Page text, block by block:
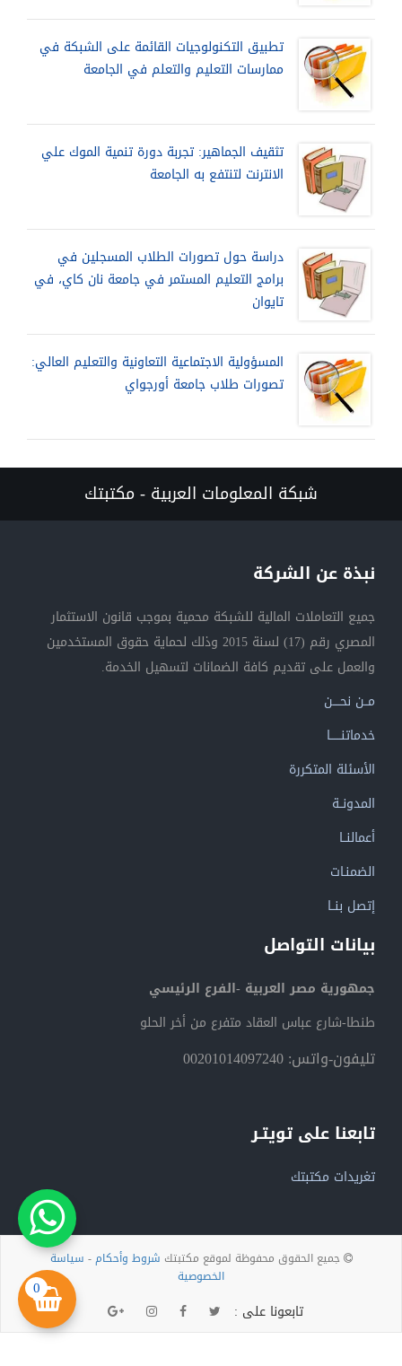
تطبيق التكنولوجيات القائمة على الشبكة في
ممارسات التعليم والتعلم في الجامعة
تثقيف الجماهير: تجربة دورة تنمية الموك علي
الانترنت لتنتفع به الجامعة
دراسة حول تصورات الطلاب المسجلين في
برامج التعليم المستمر في جامعة نان كاي، في
تايوان
المسؤولية الاجتماعية التعاونية والتعليم العالي:
تصورات طلاب جامعة أورجواي
0
شبكة المعلومات العربية - مكتبتك
نبذة عن الشركة
جميع التعاملات المالية للشبكة محمية بموجب قانون الاستثمار
المصري رقم (17) لسنة 2015 وذلك لحماية حقوق المستخدمين
والعمل على تقديم كافة الضمانات لتسهيل الخدمة.
مــن نحــــن
خدماتنــــــا
الأسئلة المتكررة
المدونــة
أعمالنــا
الضمنـات
إتصل بنــا
بيانات التواصل
جمهورية مصر العربية -الفرع الرئيسي
طنطا-شارع عباس العقاد متفرع من أخر الحلو
تليفون-واتس: 00201014097240
تابعنا على تويتـر
تغريدات مكتبتك
جميع الحقوق محفوظة لموقع مكتبتك شروط وأحكام- سياسة
الخصوصية
تابعونا على :